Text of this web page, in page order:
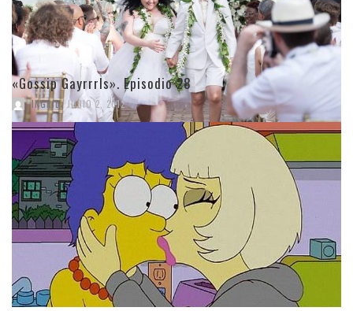
«Gossip Gayrrrls». Episodio 28
INGRID, JUNIO 2, 2012